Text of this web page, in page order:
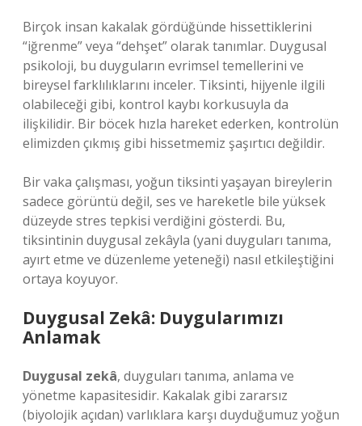
Birçok insan kakalak gördüğünde hissettiklerini
“iğrenme” veya “dehşet” olarak tanımlar. Duygusal
psikoloji, bu duyguların evrimsel temellerini ve
bireysel farklılıklarını inceler. Tiksinti, hijyenle ilgili
olabileceği gibi, kontrol kaybı korkusuyla da
ilişkilidir. Bir böcek hızla hareket ederken, kontrolün
elimizden çıkmış gibi hissetmemiz şaşırtıcı değildir.
Bir vaka çalışması, yoğun tiksinti yaşayan bireylerin
sadece görüntü değil, ses ve hareketle bile yüksek
düzeyde stres tepkisi verdiğini gösterdi. Bu,
tiksintinin duygusal zekâyla (yani duyguları tanıma,
ayırt etme ve düzenleme yeteneği) nasıl etkileştiğini
ortaya koyuyor.
Duygusal Zekâ: Duygularımızı
Anlamak
Duygusal zekâ, duyguları tanıma, anlama ve
yönetme kapasitesidir. Kakalak gibi zararsız
(biyolojik açıdan) varlıklara karşı duyduğumuz yoğun